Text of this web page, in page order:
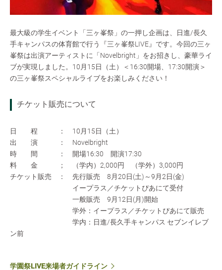
最大級の学生イベント「三ヶ峯祭」の一押し企画は、日進/長久
手キャンパスの体育館で行う『三ヶ峯祭LIVE』です。今回の三ヶ
峯祭は出演アーティストに「Novelbright」をお招きし、豪華ライ
ブが実現しました。10月15日（土）＜16:30開場、17:30開演＞
の三ヶ峯祭スペシャルライブをお楽しみください！
チケット販売について
日 程 ： 10月15日（土）
出 演 ： Novelbright
時 間 ： 開場16:30 開演17:30
料 金 ； （学内）2,000円 （学外）3,000円
チケット販売 ： 先行販売 8月20日(土)～9月2日(金)
イープラス／チケットぴあにて受付
一般販売 9月12日(月)開始
学外：イープラス／チケットぴあにて販売
学内：日進/長久手キャンパス セブンイレブ
ン前
学園祭LIVE来場者ガイドライン